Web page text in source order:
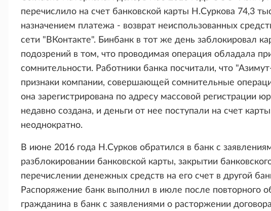
перечислило на счет банковской карты Н.Суркова 74,3
назначением платежа - возврат неиспользованных
сети "ВКонтакте". Бинбанк в тот же день заблокировал
подозрений в том, что проводимая операция обладала
сомнительности. Работники банка посчитали, что
признаки компании, совершающей сомнительные
она зарегистрирована по адресу массовой регистрации
недавно создана, и деньги от нее поступали на счет
неоднократно.
В июне 2016 года Н.Сурков обратился в банк с
разблокировании банковской карты, закрытии
перечислении денежных средств на его счет в другой
Распоряжение банк выполнил в июле после повторного
гражданина в банк с заявлениями о расторжении